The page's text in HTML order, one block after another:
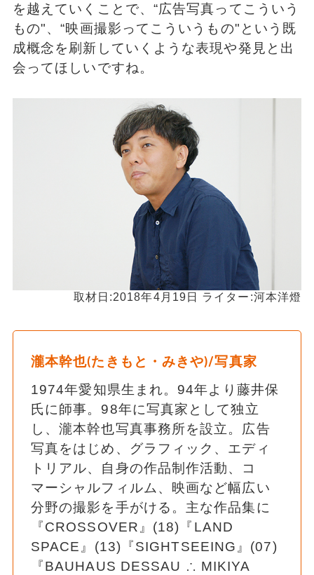
を越えていくことで、“広告写真ってこういう
もの"、“映画撮影ってこういうもの"という既
成概念を刷新していくような表現や発見と出
会ってほしいですね。
取材日:2018年4月19日 ライター:河本洋燈
瀧本幹也(たきもと・みきや)/写真家
1974年愛知県生まれ。94年より藤井保
氏に師事。98年に写真家として独立
し、瀧本幹也写真事務所を設立。広告
写真をはじめ、グラフィック、エディ
トリアル、自身の作品制作活動、コ
マーシャルフィルム、映画など幅広い
分野の撮影を手がける。主な作品集に
『CROSSOVER』(18)『LAND
SPACE』(13)『SIGHTSEEING』(07)
『BAUHAUS DESSAU ∴ MIKIYA